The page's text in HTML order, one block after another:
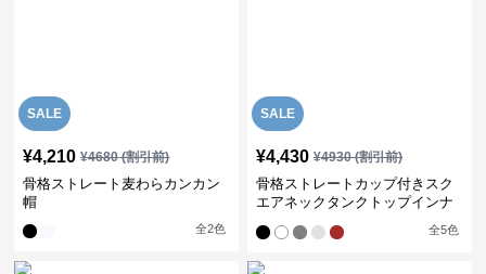
SALE
¥4,210 ¥4680(割引前)
骨格ストレート麦わらカンカン
帽
全2色
SALE
¥4,430 ¥4930(割引前)
骨格ストレートカップ付きスク
エアネックタンクトップインナ
全5色